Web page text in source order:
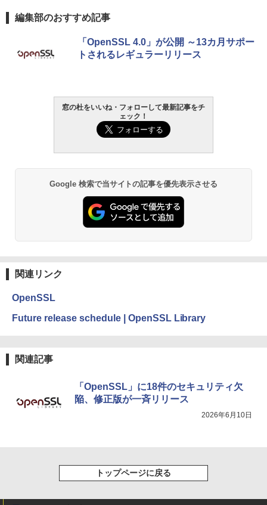
編集部のおすすめ記事
「OpenSSL 4.0」が公開 ～13カ月サポー
トされるレギュラーリリース
窓の杜をいいね・フォローして最新記事をチ
ェック！
Google 検索で当サイトの記事を優先表示させる
関連リンク
OpenSSL
Future release schedule | OpenSSL Library
関連記事
「OpenSSL」に18件のセキュリティ欠
陥、修正版が一斉リリース
2026年6月10日
トップページに戻る